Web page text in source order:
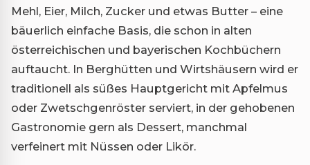
Mehl, Eier, Milch, Zucker und etwas Butter – eine
bäuerlich einfache Basis, die schon in alten
österreichischen und bayerischen Kochbüchern
auftaucht. In Berghütten und Wirtshäusern wird er
traditionell als süßes Hauptgericht mit Apfelmus
oder Zwetschgenröster serviert, in der gehobenen
Gastronomie gern als Dessert, manchmal
verfeinert mit Nüssen oder Likör.